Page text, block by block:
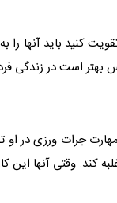
در کودکان با
تقویت کنید باید
است در زندگی